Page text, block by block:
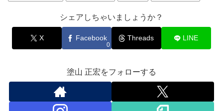
シェアしちゃいましょうか？
X Facebook
0
Threads LINE
塗山 正宏をフォローする